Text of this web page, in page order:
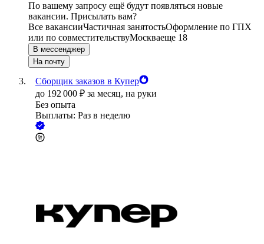
По вашему запросу ещё будут появляться новые
вакансии. Присылать вам?
Все вакансииЧастичная занятостьОформление по ГПХ
или по совместительствуМоскваеще 18
В мессенджер
На почту
Сборщик заказов в Купер
до 192 000 ₽ за месяц, на руки
Без опыта
Выплаты: Раз в неделю